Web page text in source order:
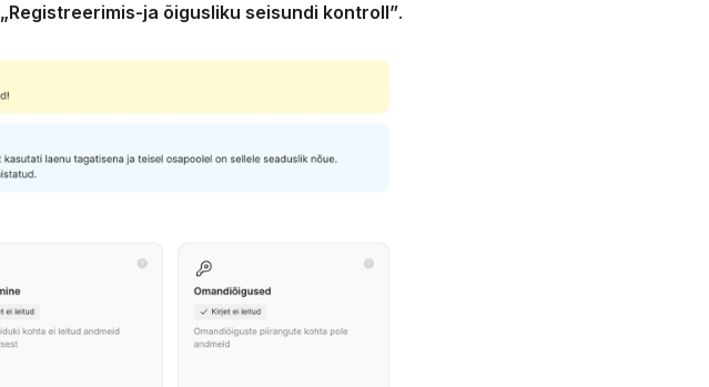
„Registreerimis-ja õigusliku seisundi kontroll”.